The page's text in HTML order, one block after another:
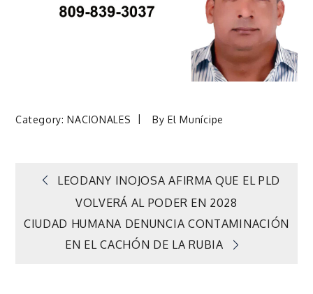
Category:NACIONALES ByEl Munícipe
Navegación
de
LEODANY INOJOSA AFIRMA QUE EL PLD
VOLVERÁ AL PODER EN 2028
CIUDAD HUMANA DENUNCIA CONTAMINACIÓN
EN EL CACHÓN DE LA RUBIA